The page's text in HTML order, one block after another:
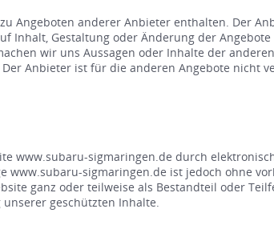
Angeboten anderer Anbieter enthalten. Der
Gestaltung oder Änderung der
wir uns Aussagen oder Inhalte der
Anbieter ist für die anderen Angebote nicht
www.subaru-sigmaringen.de durch
sigmaringen.de ist jedoch ohne
ganz oder teilweise als Bestandteil oder
geschützten Inhalte.